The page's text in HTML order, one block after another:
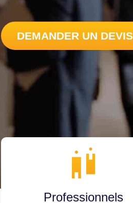
DEMANDER UN DEVIS
Professionnels